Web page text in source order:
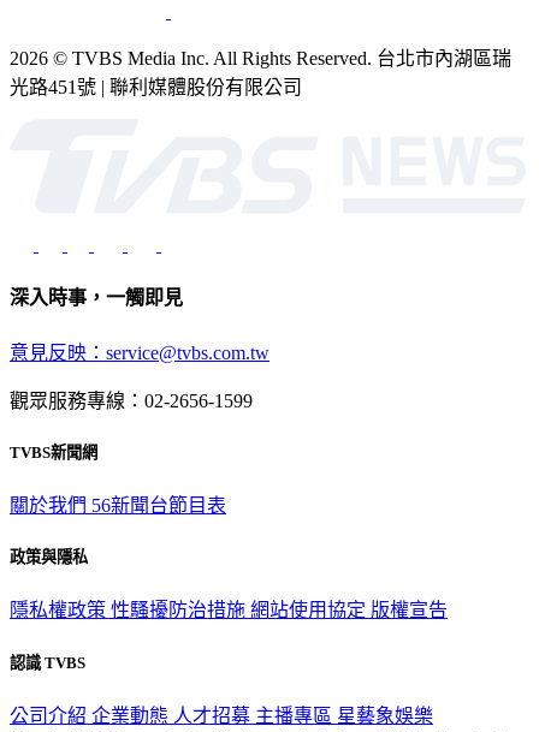
2026 © TVBS Media Inc. All Rights Reserved. 台北市內湖區瑞
光路451號 | 聯利媒體股份有限公司
深入時事，一觸即見
意見反映：service@tvbs.com.tw
觀眾服務專線：02-2656-1599
TVBS新聞網
關於我們 56新聞台節目表
政策與隱私
隱私權政策 性騷擾防治措施 網站使用協定 版權宣告
認識 TVBS
公司介紹 企業動態 人才招募 主播專區 星藝象娛樂